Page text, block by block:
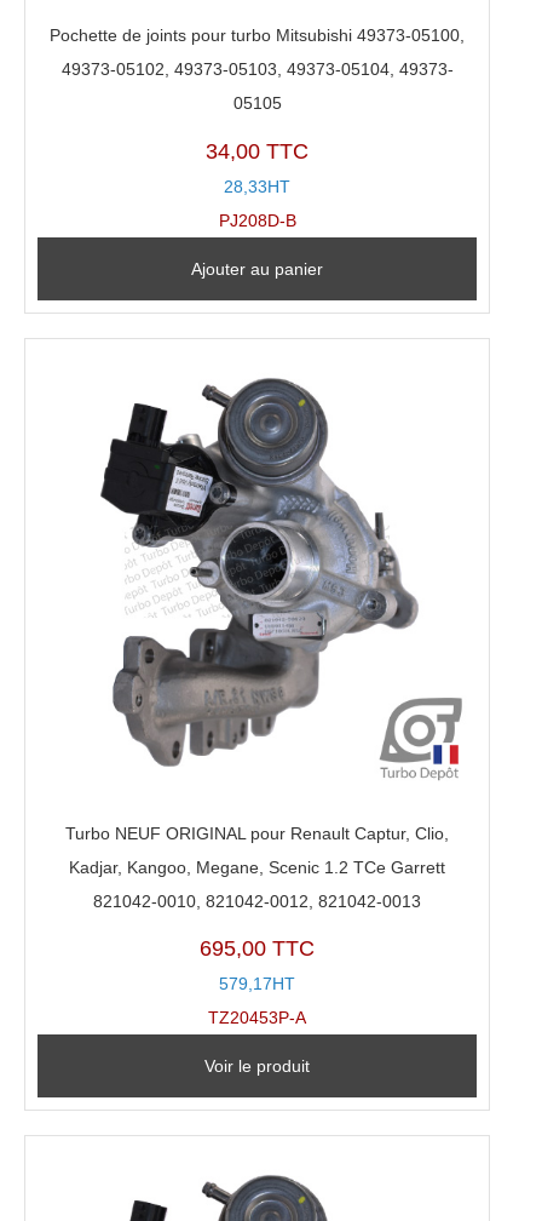
Pochette de joints pour turbo Mitsubishi 49373-05100,
49373-05102, 49373-05103, 49373-05104, 49373-
05105
34,00 TTC
28,33HT
PJ208D-B
Ajouter au panier
Turbo NEUF ORIGINAL pour Renault Captur, Clio,
Kadjar, Kangoo, Megane, Scenic 1.2 TCe Garrett
821042-0010, 821042-0012, 821042-0013
695,00 TTC
579,17HT
TZ20453P-A
Voir le produit